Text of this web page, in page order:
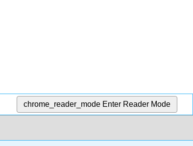
chrome_reader_mode Enter Reader Mode